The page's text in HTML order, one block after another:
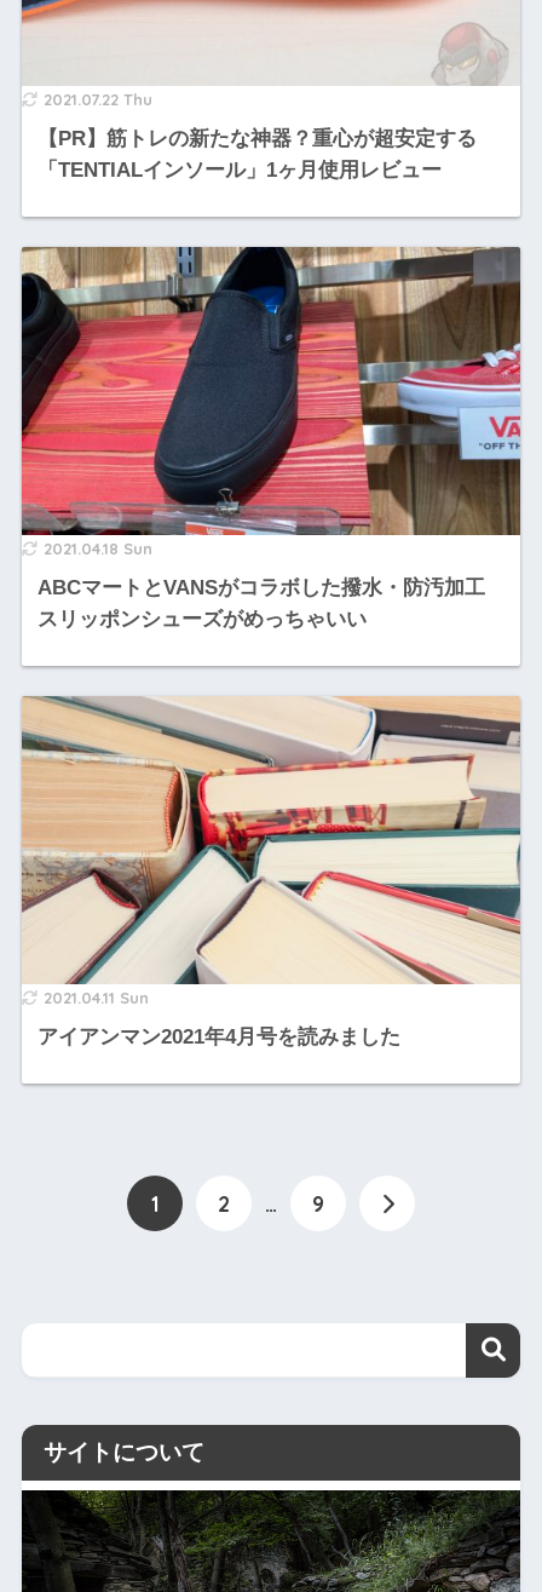
2021.07.22 Thu
【PR】筋トレの新たな神器？重心が超安定する
「TENTIALインソール」1ヶ月使用レビュー
2021.04.18 Sun
ABCマートとVANSがコラボした撥水・防汚加工
スリッポンシューズがめっちゃいい
2021.04.11 Sun
アイアンマン2021年4月号を読みました
1 2 … 9
サイトについて